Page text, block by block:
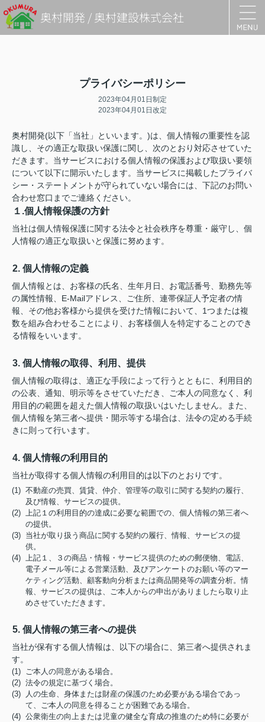
奥村開発 / 奥村建設株式会社
プライバシーポリシー
2023年04月01日制定
2023年04月01日改定
奥村開発(以下「当社」といいます。)は、個人情報の重要性を認
識し、その適正な取扱い保護に関し、次のとおり対応させていた
だきます。当サービスにおける個人情報の保護および取扱い要領
について以下に開示いたします。当サービスに掲載したプライバ
シー・ステートメントが守られていない場合には、下記のお問い
合わせ窓口までご連絡ください。
１.個人情報保護の方針
当社は個人情報保護に関する法令と社会秩序を尊重・厳守し、個
人情報の適正な取扱いと保護に努めます。
2. 個人情報の定義
個人情報とは、お客様の氏名、生年月日、お電話番号、勤務先等
の属性情報、E-Mailアドレス、ご住所、連帯保証人予定者の情
報、その他お客様から提供を受けた情報において、1つまたは複
数を組み合わせることにより、お客様個人を特定することのでき
る情報をいいます。
3. 個人情報の取得、利用、提供
個人情報の取得は、適正な手段によって行うとともに、利用目的
の公表、通知、明示等をさせていただき、ご本人の同意なく、利
用目的の範囲を超えた個人情報の取扱いはいたしません。また、
個人情報を第三者へ提供・開示等する場合は、法令の定める手続
きに則って行います。
4. 個人情報の利用目的
当社が取得する個人情報の利用目的は以下のとおりです。
(1) 不動産の売買、賃貸、仲介、管理等の取引に関する契約の履行、
及び情報、サービスの提供。
(2) 上記１の利用目的の達成に必要な範囲での、個人情報の第三者へ
の提供。
(3) 当社が取り扱う商品に関する契約の履行、情報、サービスの提
供。
(4) 上記１、３の商品・情報・サービス提供のための郵便物、電話、
電子メール等による営業活動、及びアンケートのお願い等のマー
ケティング活動、顧客動向分析または商品開発等の調査分析。情
報、サービスの提供は、ご本人からの申出がありましたら取り止
めさせていただきます。
5. 個人情報の第三者への提供
当社が保有する個人情報は、以下の場合に、第三者へ提供されま
す。
(1) ご本人の同意がある場合。
(2) 法令の規定に基づく場合。
(3) 人の生命、身体または財産の保護のため必要がある場合であっ
て、ご本人の同意を得ることが困難である場合。
(4) 公衆衛生の向上または児童の健全な育成の推進のため特に必要が